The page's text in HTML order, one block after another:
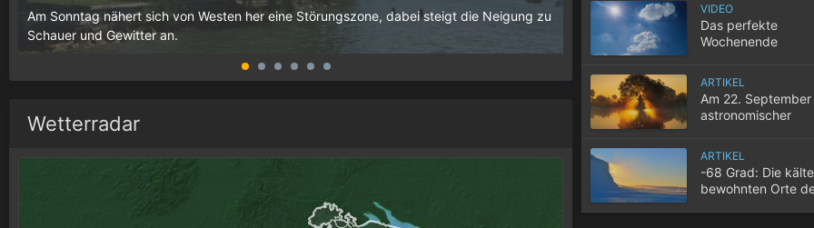
Am Sonntag nähert sich von Westen her eine Störungszone, dabei steigt die Neigung zu
Schauer und Gewitter an.
Wenn selbst in der Nacht die
der Wohnung nicht entweicht, wird der
Wetterradar
VIDEO
Das perfekte
Wochenende
ARTIKEL
Am 22.
astronomischer
ARTIKEL
-68 Grad: Die
bewohnten Orte